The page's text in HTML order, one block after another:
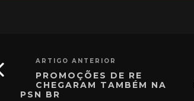
ARTIGO ANTERIOR
PROMOÇÕES DE RE
CHEGARAM TAMBÉM NA
PSN BR